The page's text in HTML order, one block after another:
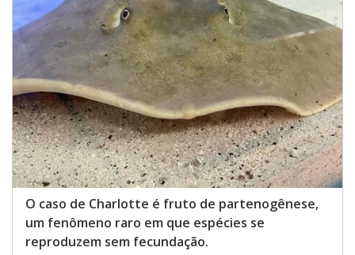
O caso de Charlotte é fruto de partenogênese,
um fenômeno raro em que espécies se
reproduzem sem fecundação.